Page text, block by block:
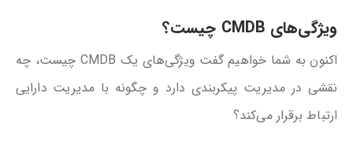
ویژگی‌های CMDB چیست؟
اکنون به شما خواهیم گفت ویژگی‌های یک CMDB چیست، چه
نقشی در مدیریت پیکربندی دارد و چگونه با مدیریت دارایی
ارتباط برقرار می‌کند؟